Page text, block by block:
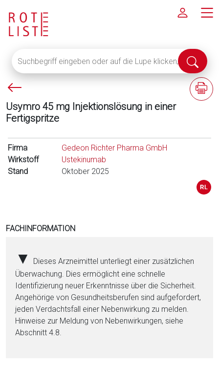
eingeben
oder
auf
die
Lupe
klicken,
um
alle
Fachinformationen
anzuzeigen
Suche
P
e
i
l
i
n
Usymro 45 mg Injektionslösung in einer
Fertigspritze
F
a
r
m
Firma
Gedeon Richter Pharma GmbH
Wirkstoff
Ustekinumab
Stand
Oktober 2025
FACHINFORMATION
▼
Dieses Arzneimittel unterliegt einer zusätzlichen
Überwachung. Dies ermöglicht eine schnelle
Identifizierung neuer Erkenntnisse über die Sicherheit.
Angehörige von Gesundheitsberufen sind aufgefordert,
jeden Verdachtsfall einer Nebenwirkung zu melden.
Hinweise zur Meldung von Nebenwirkungen, siehe
Abschnitt 4.8.